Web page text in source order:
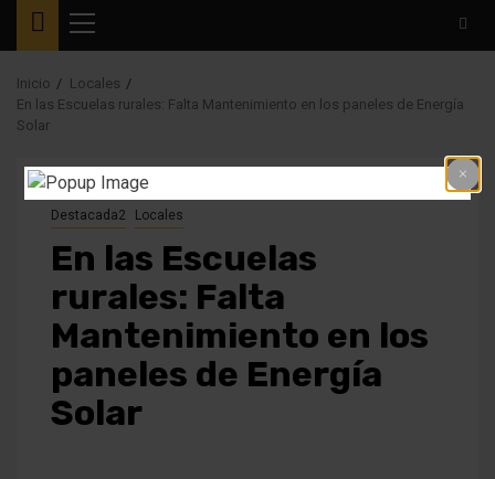
Menú
principal
Inicio
Locales
En las Escuelas rurales: Falta Mantenimiento en los paneles de Energía
Solar
Destacada2 Locales
En las Escuelas
rurales: Falta
Mantenimiento en los
paneles de Energía
Solar